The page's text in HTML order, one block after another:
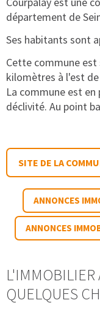
département de
Ses habitants sont
Cette commune est
kilomètres à l'est de
La commune est
déclivité. Au point
SITE DE LA
ANNONCES
ANNONCES
L'IMMOBILIER
QUELQUES